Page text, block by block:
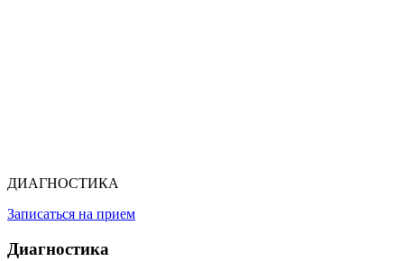
ДИАГНОСТИКА
Записаться на прием
Диагностика